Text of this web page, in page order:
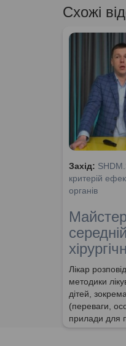
Схожі
Захід:
критерій
органів
Лікар
методики
дітей,
(переваги,
прилади для